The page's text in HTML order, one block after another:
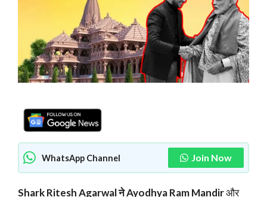
WhatsApp Channel Join Now
Shark Ritesh Agarwal ने Ayodhya Ram Mandirऔर